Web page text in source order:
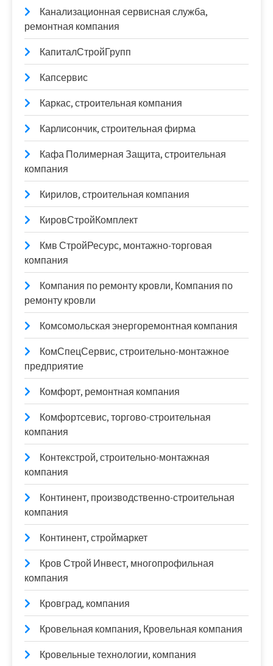
Канализационная сервисная служба,
ремонтная компания
КапиталСтройГрупп
Капсервис
Каркас, строительная компания
Карлисончик, строительная фирма
Кафа Полимерная Защита, строительная
компания
Кирилов, строительная компания
КировСтройКомплект
Кмв СтройРесурс, монтажно-торговая
компания
Компания по ремонту кровли, Компания по
ремонту кровли
Комсомольская энергоремонтная компания
КомСпецСервис, строительно-монтажное
предприятие
Комфорт, ремонтная компания
Комфортсевис, торгово-строительная
компания
Контекстрой, строительно-монтажная
компания
Континент, производственно-строительная
компания
Континент, строймаркет
Кров Строй Инвест, многопрофильная
компания
Кровград, компания
Кровельная компания, Кровельная компания
Кровельные технологии, компания